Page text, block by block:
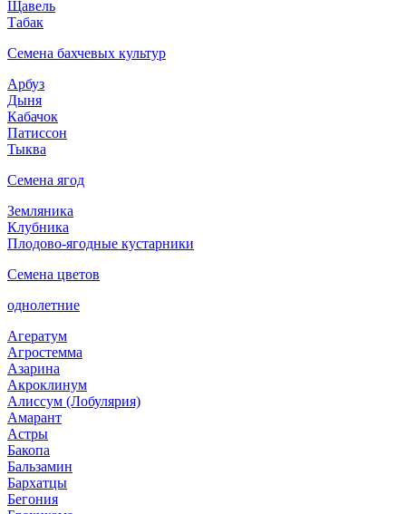
Щавель
Табак
Семена бахчевых культур
Арбуз
Дыня
Кабачок
Патиссон
Тыква
Семена ягод
Земляника
Клубника
Плодово-ягодные кустарники
Семена цветов
однолетние
Агератум
Агростемма
Азарина
Акроклинум
Алиссум (Лобулярия)
Амарант
Астры
Бакопа
Бальзамин
Бархатцы
Бегония